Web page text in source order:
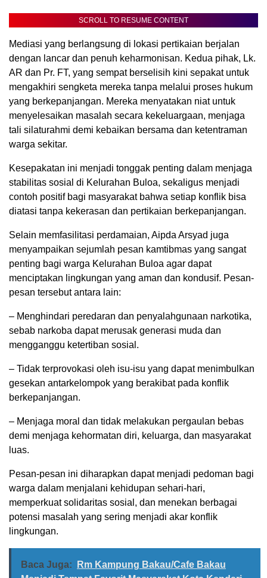
SCROLL TO RESUME CONTENT
Mediasi yang berlangsung di lokasi pertikaian berjalan
dengan lancar dan penuh keharmonisan. Kedua pihak, Lk.
AR dan Pr. FT, yang sempat berselisih kini sepakat untuk
mengakhiri sengketa mereka tanpa melalui proses hukum
yang berkepanjangan. Mereka menyatakan niat untuk
menyelesaikan masalah secara kekeluargaan, menjaga
tali silaturahmi demi kebaikan bersama dan ketentraman
warga sekitar.
Kesepakatan ini menjadi tonggak penting dalam menjaga
stabilitas sosial di Kelurahan Buloa, sekaligus menjadi
contoh positif bagi masyarakat bahwa setiap konflik bisa
diatasi tanpa kekerasan dan pertikaian berkepanjangan.
Selain memfasilitasi perdamaian, Aipda Arsyad juga
menyampaikan sejumlah pesan kamtibmas yang sangat
penting bagi warga Kelurahan Buloa agar dapat
menciptakan lingkungan yang aman dan kondusif. Pesan-
pesan tersebut antara lain:
– Menghindari peredaran dan penyalahgunaan narkotika,
sebab narkoba dapat merusak generasi muda dan
mengganggu ketertiban sosial.
– Tidak terprovokasi oleh isu-isu yang dapat menimbulkan
gesekan antarkelompok yang berakibat pada konflik
berkepanjangan.
– Menjaga moral dan tidak melakukan pergaulan bebas
demi menjaga kehormatan diri, keluarga, dan masyarakat
luas.
Pesan-pesan ini diharapkan dapat menjadi pedoman bagi
warga dalam menjalani kehidupan sehari-hari,
memperkuat solidaritas sosial, dan menekan berbagai
potensi masalah yang sering menjadi akar konflik
lingkungan.
Baca Juga:
Rm Kampung Bakau/Cafe Bakau